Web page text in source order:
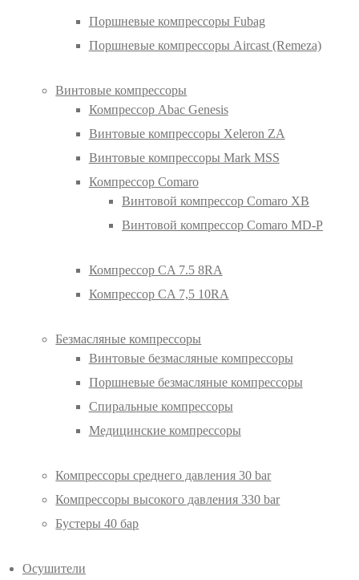
Поршневые компрессоры Fubag
Поршневые компрессоры Aircast (Remeza)
Винтовые компрессоры
Компрессор Abac Genesis
Винтовые компрессоры Xeleron ZA
Винтовые компрессоры Mark MSS
Компрессор Comaro
Винтовой компрессор Comaro XB
Винтовой компрессор Comaro MD-P
Компрессор CA 7.5 8RA
Компрессор CA 7,5 10RA
Безмасляные компрессоры
Винтовые безмасляные компрессоры
Поршневые безмасляные компрессоры
Спиральные компрессоры
Медицинские компрессоры
Компрессоры среднего давления 30 bar
Компрессоры высокого давления 330 bar
Бустеры 40 бар
Осушители